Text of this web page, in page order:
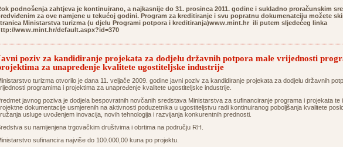
podnošenja zahtjeva je kontinuirano, a najkasnije do 31. prosinca 2011. godine i sukladno proračunskim
za ove namjene u tekućoj godini. Program za kreditiranje i svu popratnu dokumenatciju možete
Ministarstva turizma (u djelu Programi potpora i kreditiranja)www.mint.hr ili putem sljedećeg linka
www.mint.hr/default.aspx?id=370
poziv za kandidiranje projekata za dodjelu državnih potpora male vrijednosti
za unapređenje kvalitete ugostiteljske industrije
turizma otvorilo je dana 11. veljače 2009. godine javni poziv za kandidiranje projekata za dodjelu državnih
programima i projektima za unapređenje kvalitete ugostiteljske industrije.
javnog poziva je dodjela bespovratnih novčanih sredstava Ministarstva za sufinanciranje programa i projekata te
dokumentacije usmjerenih na aktivnosti poduzetnika u ugostiteljstvu radi kontinuiranog poboljšanja kvalitete
usluge uvođenjem inovacija, novih tehnologija i razvijanja konkurentnih prednosti.
su namijenjena trgovačkim društvima i obrtima na području RH.
sufinancira najviše do 100.000,00 kuna po projektu.